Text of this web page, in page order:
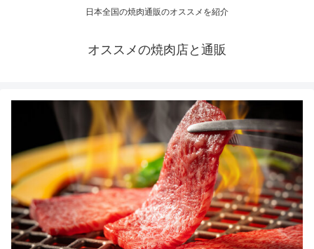
日本全国の焼肉通販のオススメを紹介
オススメの焼肉店と通販